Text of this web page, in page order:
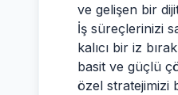
ve gelişen bir
İş süreçlerinizi
kalıcı bir iz
basit ve güçlü
özel stratejimizi